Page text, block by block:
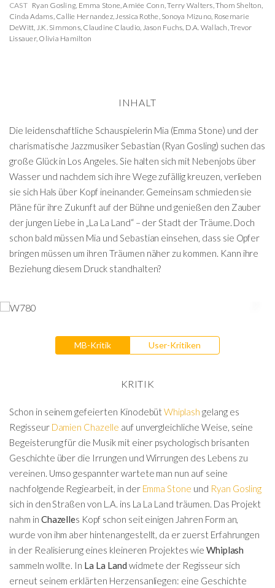
CAST Ryan Gosling, Emma Stone,Amiée Conn,Terry Walters,Thom Shelton,
Cinda Adams, Callie Hernandez,Jessica Rothe, Sonoya Mizuno, Rosemarie
DeWitt, J.K. Simmons, Claudine Claudio, Jason Fuchs, D.A. Wallach,Trevor
Lissauer, Olivia Hamilton
INHALT
Die leidenschaftliche Schauspielerin Mia (Emma Stone) und der
charismatische Jazzmusiker Sebastian (Ryan Gosling) suchen das
große Glück in Los Angeles. Sie halten sich mit Nebenjobs über
Wasser und nachdem sich ihre Wege zufällig kreuzen, verlieben
sie sich Hals über Kopf ineinander. Gemeinsam schmieden sie
Pläne für ihre Zukunft auf der Bühne und genießen den Zauber
der jungen Liebe in „La La Land“ – der Stadt der Träume. Doch
schon bald müssen Mia und Sebastian einsehen, dass sie Opfer
bringen müssen um ihren Träumen näher zu kommen. Kann ihre
Beziehung diesem Druck standhalten?
MB-Kritik User-Kritiken
KRITIK
Schon in seinem gefeierten KinodebütWhiplash gelang es
Regisseur Damien Chazelle auf unvergleichliche Weise, seine
Begeisterung für die Musik mit einer psychologisch brisanten
Geschichte über die Irrungen und Wirrungen des Lebens zu
vereinen. Umso gespannter wartete man nun auf seine
nachfolgende Regiearbeit, in derEmma Stone und Ryan Gosling
sich in den Straßen von L.A. ins La La Land träumen. Das Projekt
nahm in Chazelles Kopf schon seit einigen Jahren Form an,
wurde von ihm aber hintenangestellt, da er zuerst Erfahrungen
in der Realisierung eines kleineren Projektes wie Whiplash
sammeln wollte. In La La Land widmete der Regisseur sich
erneut seinem erklärten Herzensanliegen: eine Geschichte